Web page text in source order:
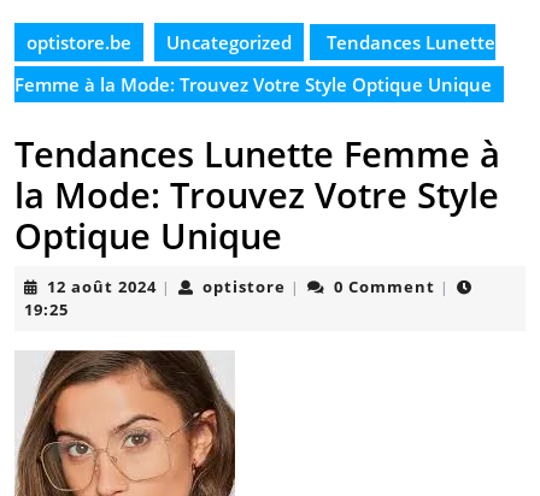
optistore.be Uncategorized
Tendances Lunette
Femme à la Mode: Trouvez Votre Style Optique Unique
Tendances Lunette Femme à
la Mode: Trouvez Votre Style
Optique Unique
12 août 202412| optistore optistore
| 0 Comment |
19:25